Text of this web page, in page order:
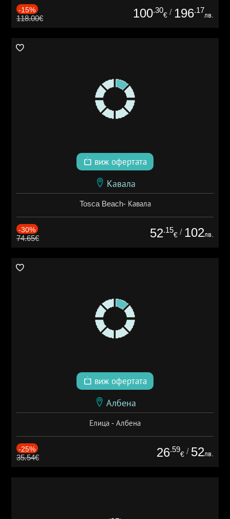
-15%
118.00€ 100.30
€ / 196.17
лв.
виж офертата
Кавала
Tosca Beach- Кавала
-30%
74.65€ 52.15
€ / 102лв.
виж офертата
Албена
Елица - Албена
-25%
35.54€ 26.59
€ / 52лв.